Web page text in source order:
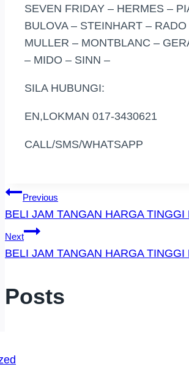
SEVEN FRIDAY – HERMES –
BULOVA – STEINHART –
MULLER – MONTBLANC –
– MIDO – SINN –
SILA HUBUNGI:
EN,LOKMAN 017-3430621
CALL/SMS/WHATSAPP
Post
Navigation
Previous
BELI JAM TANGAN HARGA TINGGI
Next
BELI JAM TANGAN HARGA TINGGI